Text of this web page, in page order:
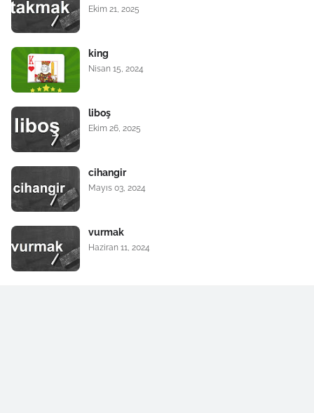
Ekim 21, 2025
king
Nisan 15, 2024
liboş
Ekim 26, 2025
cihangir
Mayıs 03, 2024
vurmak
Haziran 11, 2024